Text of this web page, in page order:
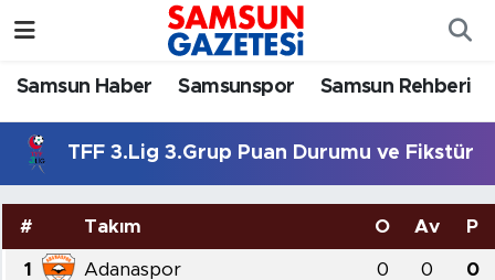
Samsun Haber Samsunspor Samsun Rehberi
TFF 3.Lig 3.Grup Puan Durumu ve Fikstür
# Takım O Av P
1 Adanaspor 0 0 0
Samsun Haber
Samsunspor
Resmi İlanlar
Samsun Nöbetçi Eczaneler
Samsun Hava Durumu
Samsun Trafik Yoğunluk Haritası